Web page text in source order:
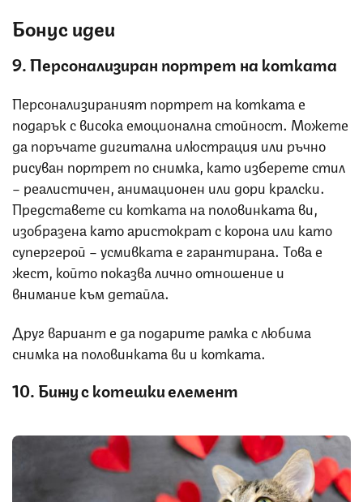
Бонус идеи
9. Персонализиран портрет на котката
Персонализираният портрет на котката е
подарък с висока емоционална стойност. Можете
да поръчате дигитална илюстрация или ръчно
рисуван портрет по снимка, като изберете стил
– реалистичен, анимационен или дори кралски.
Представете си котката на половинката ви,
изобразена като аристократ с корона или като
супергерой – усмивката е гарантирана. Това е
жест, който показва лично отношение и
внимание към детайла.
Друг вариант е да подарите рамка с любима
снимка на половинката ви и котката.
10. Бижу с котешки елемент